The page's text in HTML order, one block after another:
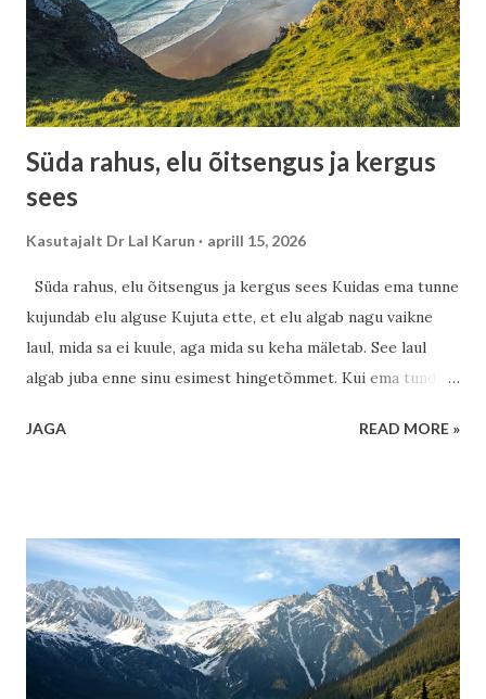
kurb. Kui tunneme hirmu, siis maailm ongi ohtlik. Aga see ei
ole tõde – see on vaid hetkeline värv. See on nagu ilm. Kui
sajab vihma, ei tähenda see, et päike on kadunud. Ta on
lihtsalt pilve taga. Samam...
Süda rahus, elu õitsengus ja kergus
sees
Kasutajalt Dr Lal Karun aprill 15, 2026
Süda rahus, elu õitsengus ja kergus sees Kuidas ema tunne
kujundab elu alguse Kujuta ette, et elu algab nagu vaikne
laul, mida sa ei kuule, aga mida su keha mäletab. See laul
algab juba enne sinu esimest hingetõmmet. Kui ema tundis
jäänud ainult tema südamesse – see voolas läbi tema keha ja
rahunes, tundis tänulikkust, siis see muutus sinu jaoks nagu
soe tekk külmal talveõhtul. Kui aga ema koges stressi,
hirmu või ebakindlust, siis kandus ka see edasi, nagu tuul,
mis vahel ukse vahelt sisse puhub. Aga siin tuleb esimene
hea uudis: see, kust me tuleme, ei pea määrama seda, kuhu
JAGA READ MORE »